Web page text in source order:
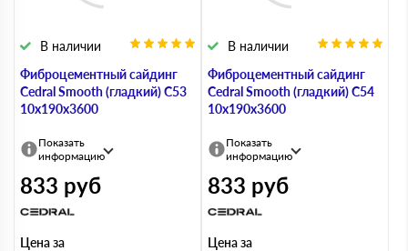
Фиброцементный сайдинг
Cedral Smooth (гладкий) С53
10х190х3600
В наличии
Показать
информацию
833 руб
Цена за
Фиброцементный сайдинг
Cedral Smooth (гладкий) С54
10х190х3600
В наличии
Показать
информацию
833 руб
Цена за